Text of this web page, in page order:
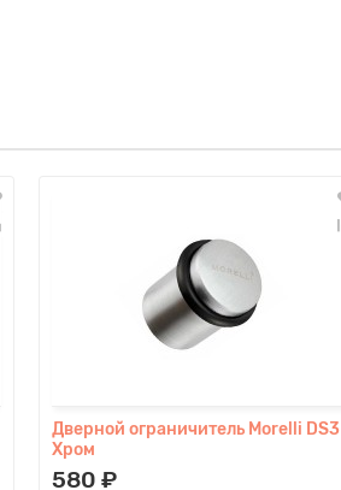
Дверной ограничитель Morelli DS3
Хром
580 ₽